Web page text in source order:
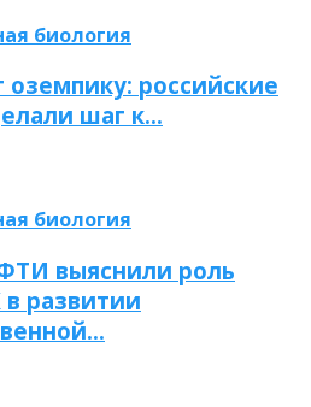
биология
российские
шаг к…
биология
выяснили роль
развитии